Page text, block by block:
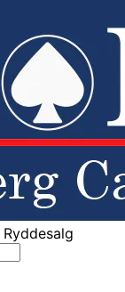
Ryddesalg